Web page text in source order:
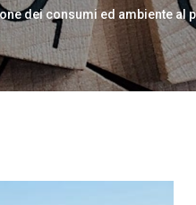
dei consumi ed ambiente al